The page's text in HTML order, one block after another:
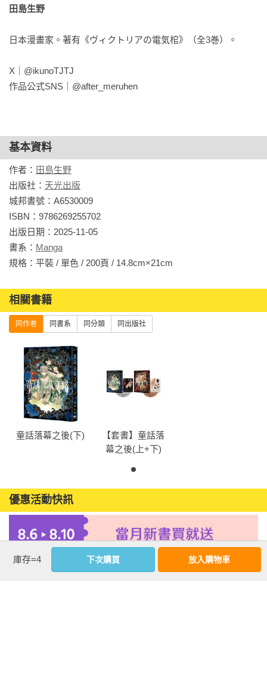
公主和王子共結連理，從此過著幸福快樂的日子……故事到這
品，揭露不為人知的後續，讓讀者可以在耳熟能詳的故事中發
◆深刻的情感描繪
時而殘酷時而溫暖的「反轉童話」，帶來強烈的情感衝擊，在
◆環環相扣的故事線
雖然以單話完結的短篇形式進行，但每話都有不同的驚喜，同
時也巧妙地將主線伏筆埋藏於各話之中，是情節緊湊且完整的
佳作。
◆絕美的畫風與書籍裝幀
保留手繪質感的線條、每個分鏡單獨拉出來都有如明信片般細
緻的插圖，以及特別加入特色印製的封面、內封，都非常值得
讀者細細品味與收藏。
田島生野
日本漫畫家。著有《ヴィクトリアの電気棺》（全3巻）。
X｜@ikunoTJTJ
作品公式SNS｜@after_meruhen
基本資料
作者： 田島生野
出版社： 天光出版
城邦書號：A6530009
ISBN：9786269255702
出版日期：2025-11-05
書系： Manga
規格：平裝 / 單色 / 200頁 / 14.8cm×21cm
相關書籍
同作者 同書系 同分類 同出版社
童話落幕之後(下)
【套書】童話落
幕之後(上+下)
優惠活動快訊
庫存=4 下次購買 放入購物車